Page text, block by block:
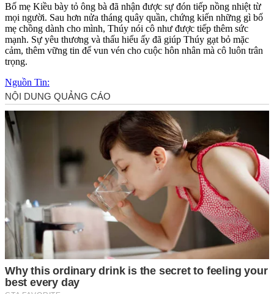
Bố mẹ Kiều bày tỏ ông bà đã nhận được sự đón tiếp nồng nhiệt từ
mọi người. Sau hơn nửa tháng quây quần, chứng kiến những gì bố
mẹ chồng dành cho mình, Thúy nói cô như được tiếp thêm sức
mạnh. Sự yêu thương và thấu hiểu ấy đã giúp Thúy gạt bỏ mặc
cảm, thêm vững tin để vun vén cho cuộc hôn nhân mà cô luôn trân
trọng.
Nguồn Tin: